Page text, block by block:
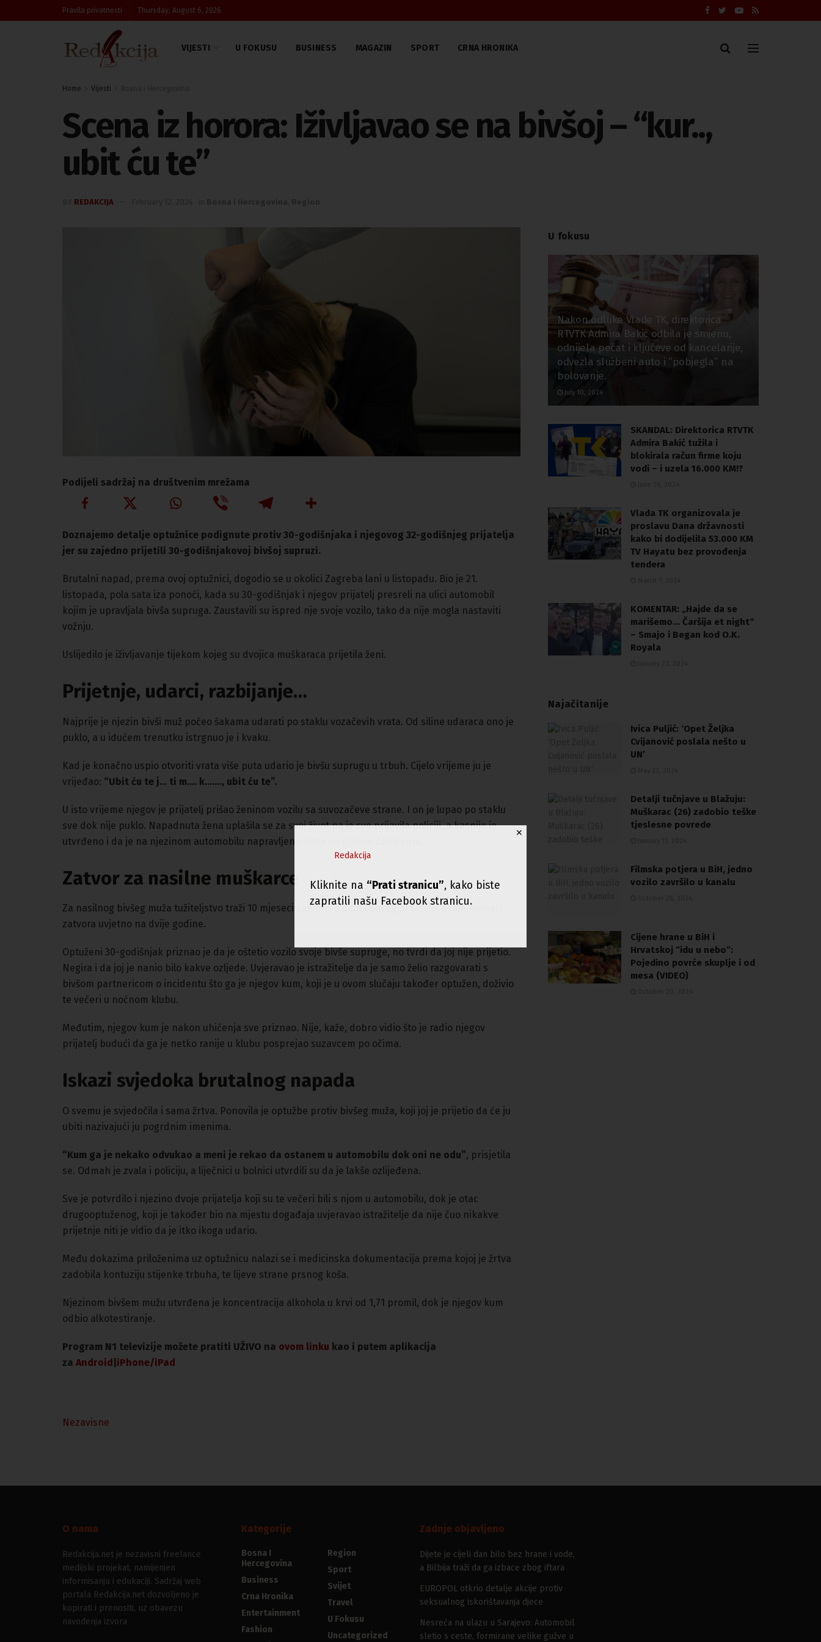
Pravila privatnosti Thursday, August 6, 2026
VIJESTI U FOKUSU BUSINESS MAGAZIN SPORT CRNA HRONIKA
Home Vijesti
Scena iz horora: Iživljavao se na bivšoj – “kur..,
ubit ću te”
REDAKCIJA
Podijeli sadržaj na društvenim mrežama
Doznajemo detalje optužnice podignute protiv 30-godišnjaka i njegovog 32-godišnjeg prijatelja
jer su zajedno prijetili 30-godišnjakovoj bivšoj supruzi.
Brutalni napad, prema ovoj optužnici, dogodio se u okolici Zagreba lani u listopadu. Bio je 21.
listopada, pola sata iza ponoći, kada su 30-godišnjak i njegov prijatelj presreli na ulici automobil
kojim je upravljala bivša supruga. Zaustavili su ispred nje svoje vozilo, tako da nije mogla nastaviti
vožnju.
Uslijedilo je iživljavanje tijekom kojeg su dvojica muškaraca prijetila ženi.
Prijetnje, udarci, razbijanje…
Najprije je njezin bivši muž počeo šakama udarati po staklu vozačevih vrata. Od siline udaraca ono je
puklo, a u idućem trenutku istrgnuo je i kvaku.
Kad je konačno uspio otvoriti vrata više puta udario je bivšu suprugu u trbuh. Cijelo vrijeme ju je
vrijeđao: “Ubit ću te j… ti m…. k……., ubit ću te”.
U isto vrijeme njegov je prijatelj prišao ženinom vozilu sa suvozačeve strane. I on je lupao po staklu
sve dok nije puklo. Napadnuta žena uplašila se za svoj život pa je sve prijavila policiji, a kasnije je
utvrđeno i da je na njezinom automobilu napravljena šteta od gotovo 2.500 eura.
Zatvor za nasilne muškarce
Za nasilnog bivšeg muža tužiteljstvo traži 10 mjeseci zatvora, a za njegovog prijatelja osam mjeseci
zatvora uvjetno na dvije godine.
Optuženi 30-godišnjak priznao je da je oštetio vozilo svoje bivše supruge, no tvrdi da joj nije prijetio.
Negira i da joj je nanio bilo kakve ozljede. Uvjeravao je istražitelje da je samo želio razgovarati s
bivšom partnericom o incidentu što ga je njegov kum, koji je u ovom slučaju također optužen, doživio
te večeri u noćnom klubu.
Međutim, njegov kum je nakon uhićenja sve priznao. Nije, kaže, dobro vidio što je radio njegov
prijatelj budući da ga je netko ranije u klubu posprejao suzavcem po očima.
Iskazi svjedoka brutalnog napada
O svemu je svjedočila i sama žrtva. Ponovila je optužbe protiv bivšeg muža, koji joj je prijetio da će ju
ubiti nazivajući ju pogrdnim imenima.
“Kum ga je nekako odvukao a meni je rekao da ostanem u automobilu dok oni ne odu”, prisjetila
se. Odmah je zvala i policiju, a liječnici u bolnici utvrdili su da je lakše ozlijeđena.
Sve je potvrdilo i njezino dvoje prijatelja koji su te večeri bili s njom u automobilu, dok je otac
drugooptuženog, koji je također bio na mjestu događaja uvjeravao istražitelje da nije čuo nikakve
prijetnje niti je vidio da je itko ikoga udario.
Među dokazima priloženima uz optužnicu nalazi se i medicinska dokumentacija prema kojoj je žrtva
zadobila kontuziju stijenke trbuha, te lijeve strane prsnog koša.
Njezinom bivšem mužu utvrđena je koncentracija alkohola u krvi od 1,71 promil, dok je njegov kum
odbio alkotestiranje.
Program N1 televizije možete pratiti UŽIVO na ovom linku kao i putem aplikacija
za Android iPhone/iPad
Nezavisne
U fokusu
Nakon odluke Vlade TK, direktorica
RTVTK Admira Bakić odbila je smjenu,
odnijela pečat i ključeve od kancelarije,
odvezla službeni auto i “pobjegla” na
bolovanje.
July 10, 2024
SKANDAL: Direktorica RTVTK
Admira Bakić tužila i
blokirala račun firme koju
vodi – i uzela 16.000 KM!?
Vlada TK organizovala je
proslavu Dana državnosti
kako bi dodijelila 53.000 KM
TV Hayatu bez provođenja
tendera
KOMENTAR: „Hajde da se
marišemo… Čaršija et night“
– Smajo i Began kod O.K.
Royala
Najačitanije
Ivica Puljić: ‘Opet Željka
Cvijanović poslala nešto u
UN’
Detalji tučnjave u Blažuju:
Muškarac (26) zadobio teške
tjeslesne povrede
Filmska potjera u BiH, jedno
vozilo završilo u kanalu
Cijene hrane u BiH i
Hrvatskoj “idu u nebo”:
Pojedino povrće skuplje i od
mesa (VIDEO)
O nama
Redakcija.net je nezavisni freelance
medijski projekat, namijenjen
informisanju i edukaciji. Sadržaj web
portala Redakcija.net dozvoljeno je
kopirati i prenositi, uz obavezu
navođenja izvora
Kategorije
Bosna I
Hercegovina
Business
Crna Hronika
Entertainment
Fashion
Region
Sport
Svijet
Travel
U Fokusu
Uncategorized
Zadnje objavljeno
Dijete je cijeli dan bilo bez hrane i vode,
a Bilbija traži da ga izbace zbog iftara
EUROPOL otkrio detalje akcije protiv
seksualnog iskorištavanja djece
Nesreća na ulazu u Sarajevo: Automobil
sletio s ceste, formirane velike gužve u
✕
Redakcija
Kliknite na “Prati stranicu”, kako biste
zapratili našu Facebook stranicu.